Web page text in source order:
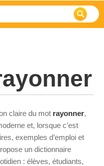
claire du mot rayonner,
et, lorsque c’est
exemples d’emploi et
un dictionnaire
: élèves, étudiants,